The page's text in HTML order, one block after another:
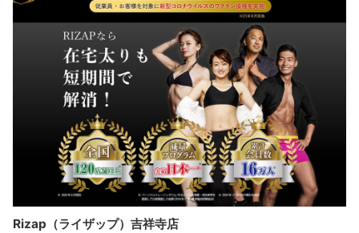
Rizap（ライザップ）吉祥寺店